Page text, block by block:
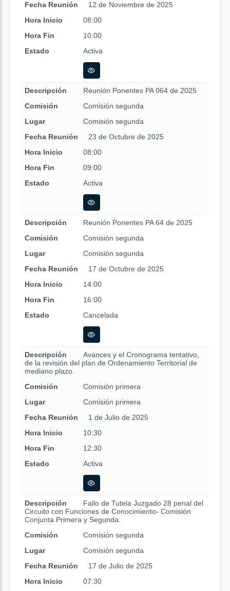
Fecha Reunión
12 de Noviembre de 2025
Hora Inicio
08:00
Hora Fin
10:00
Estado
Activa
Descripción
Reunión Ponentes PA 064 de 2025
Comisión
Comisión segunda
Lugar
Comisión segunda
Fecha Reunión
23 de Octubre de 2025
Hora Inicio
08:00
Hora Fin
09:00
Estado
Activa
Descripción
Reunión Ponentes PA 64 de 2025
Comisión
Comisión segunda
Lugar
Comisión segunda
Fecha Reunión
17 de Octubre de 2025
Hora Inicio
14:00
Hora Fin
16:00
Estado
Cancelada
Descripción
Avances y el Cronograma tentativo,
de la revisión del plan de Ordenamiento Territorial de
mediano plazo.
Comisión
Comisión primera
Lugar
Comisión primera
Fecha Reunión
1 de Julio de 2025
Hora Inicio
10:30
Hora Fin
12:30
Estado
Activa
Descripción
Fallo de Tutela Juzgado 28 penal del
Circuito con Funciones de Conocimiento- Comisión
Conjunta Primera y Segunda.
Comisión
Comisión segunda
Lugar
Comisión segunda
Fecha Reunión
17 de Julio de 2025
Hora Inicio
07:30